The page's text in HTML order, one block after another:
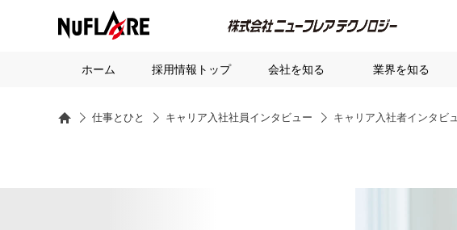
ホーム 採用情報トップ 会社を知る 業界を知る
HOME仕事とひと キャリア入社社員インタビュー キャリア入社者インタ